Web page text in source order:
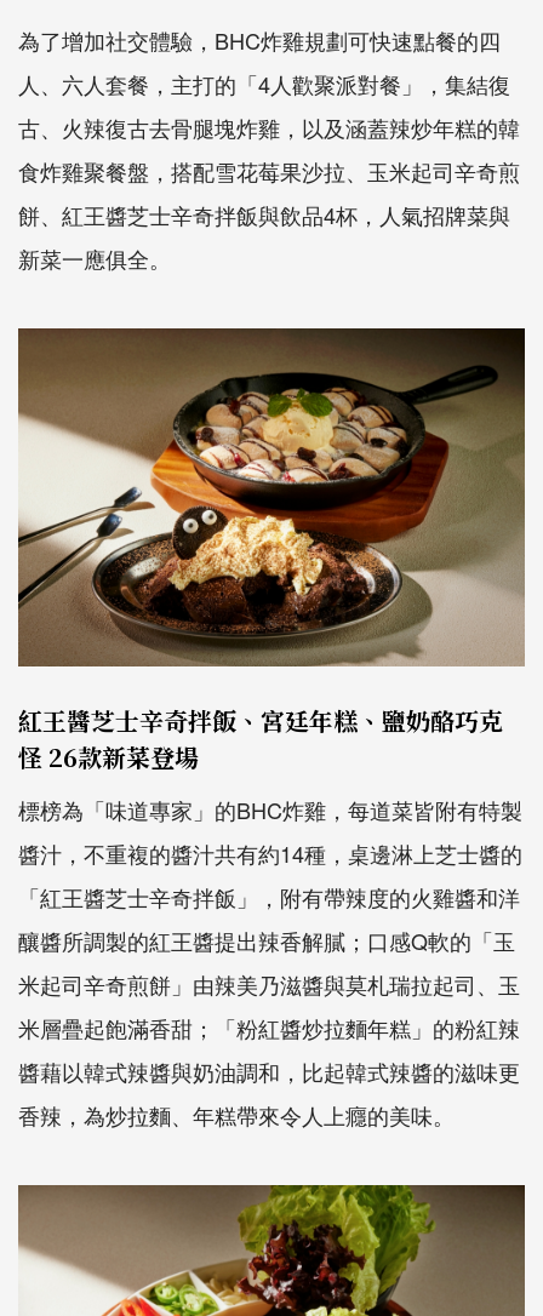
為了增加社交體驗， BHC炸雞規劃可快速點餐的四
人、六人套餐， 主打的「4人歡聚派對餐」，集結復
古、火辣復古去骨腿塊炸雞， 以及涵蓋辣炒年糕的韓
食炸雞聚餐盤，搭配雪花莓果沙拉、 玉米起司辛奇煎
餅、紅王醬芝士辛奇拌飯與飲品4杯， 人氣招牌菜與
新菜一應俱全。
紅王醬芝士辛奇拌飯、宮廷年糕、鹽奶酪巧克
怪 26款新菜登場
標榜為「味道專家」的BHC炸雞，每道菜皆附有特製
醬汁， 不重複的醬汁共有約14種，桌邊淋上芝士醬的
「紅王醬芝士辛奇拌飯」， 附有帶辣度的火雞醬和洋
釀醬所調製的紅王醬提出辣香解膩；口感Q軟的「玉
米起司辛奇煎餅」由辣美乃滋醬與莫札瑞拉起司、 玉
米層疊起飽滿香甜；「粉紅醬炒拉麵年糕」 的粉紅辣
醬藉以韓式辣醬與奶油調和，比起韓式辣醬的滋味更
香辣， 為炒拉麵、年糕帶來令人上癮的美味。